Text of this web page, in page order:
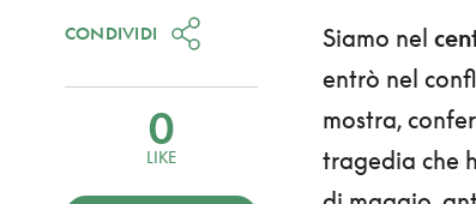
Siamo nel
entrò nel
mostra,
tragedia che
CONDIVIDI
0
LIKE